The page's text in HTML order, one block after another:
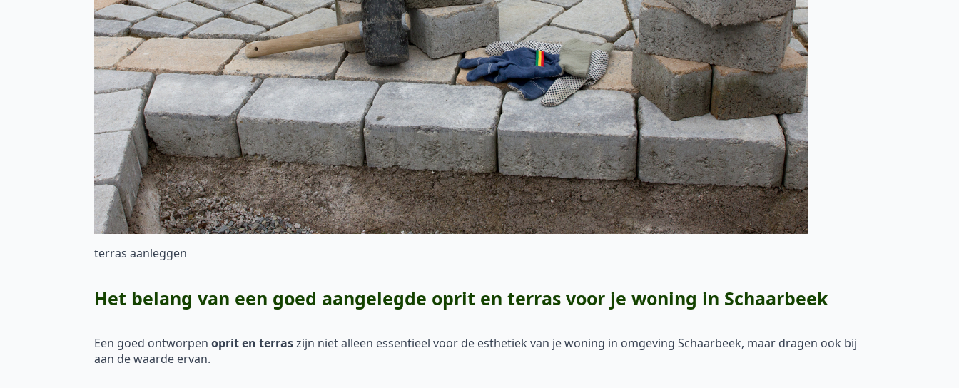
terras aanleggen
Het belang van een goed aangelegde oprit en terras voor je woning in Schaarbeek
Een goed ontworpen oprit en terraszijn niet alleen essentieel voor de esthetiek van je woning in omgeving Schaarbeek, maar dragen ook bij
aan de waarde ervan.